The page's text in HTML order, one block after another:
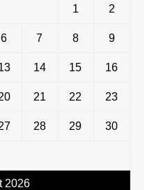
2026
1 2
6 7 8 9
14 15 16
21 22 23
28 29 30